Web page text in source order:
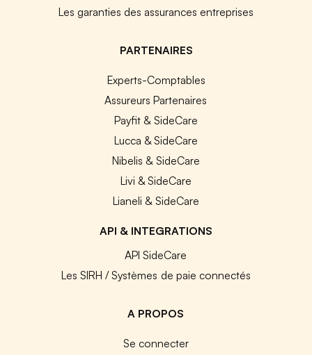
Les garanties des assurances entreprises
PARTENAIRES
Experts-Comptables
Assureurs Partenaires
Payfit & SideCare
Lucca & SideCare
Nibelis & SideCare
Livi & SideCare
Lianeli & SideCare
API & INTEGRATIONS
API SideCare
Les SIRH / Systèmes de paie connectés
A PROPOS
Se connecter